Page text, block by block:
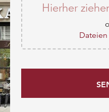
Hierher